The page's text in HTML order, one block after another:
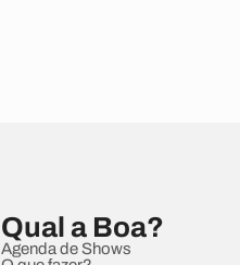
Qual a Boa?
Agenda de Shows